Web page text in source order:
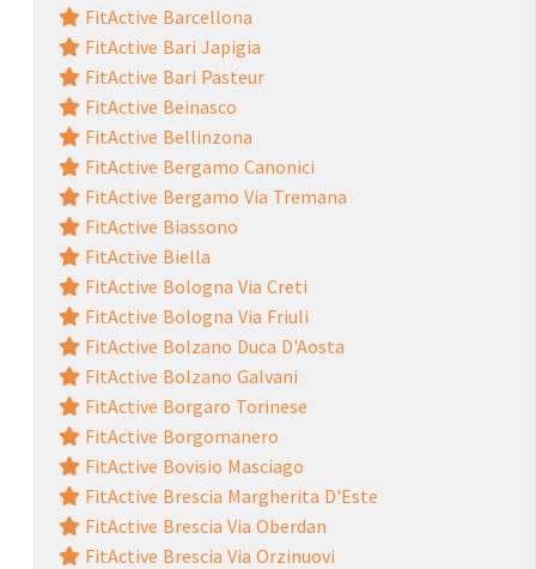
FitActive Barcellona
FitActive Bari Japigia
FitActive Bari Pasteur
FitActive Beinasco
FitActive Bellinzona
FitActive Bergamo Canonici
FitActive Bergamo Via Tremana
FitActive Biassono
FitActive Biella
FitActive Bologna Via Creti
FitActive Bologna Via Friuli
FitActive Bolzano Duca D'Aosta
FitActive Bolzano Galvani
FitActive Borgaro Torinese
FitActive Borgomanero
FitActive Bovisio Masciago
FitActive Brescia Margherita D'Este
FitActive Brescia Via Oberdan
FitActive Brescia Via Orzinuovi